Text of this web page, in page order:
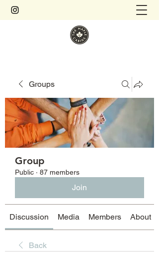
Groups
Group
Public · 87 members
Join
Discussion Media Members About
Back